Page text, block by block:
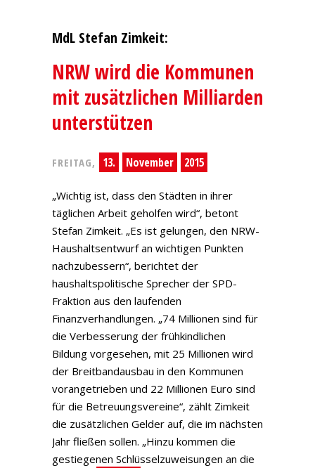
MdL Stefan Zimkeit:
NRW wird die Kommunen
mit zusätzlichen Milliarden
unterstützen
FREITAG, 13. November 2015
„Wichtig ist, dass den Städten in ihrer
täglichen Arbeit geholfen wird“, betont
Stefan Zimkeit. „Es ist gelungen, den NRW-
Haushaltsentwurf an wichtigen Punkten
nachzubessern“, berichtet der
haushaltspolitische Sprecher der SPD-
Fraktion aus den laufenden
Finanzverhandlungen. „74 Millionen sind für
die Verbesserung der frühkindlichen
Bildung vorgesehen, mit 25 Millionen wird
der Breitbandausbau in den Kommunen
vorangetrieben und 22 Millionen Euro sind
für die Betreuungsvereine“, zählt Zimkeit
die zusätzlichen Gelder auf, die im nächsten
Jahr fließen sollen. „Hinzu kommen die
gestiegenen Schlüsselzuweisungen an die